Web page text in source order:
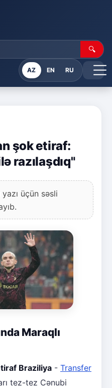
🔍
AZ EN RU
şok etiraf:
razılaşdıq"
yazı üçün səsli
Maraqlı
Braziliya - Transfer
tez-tez Cənubi